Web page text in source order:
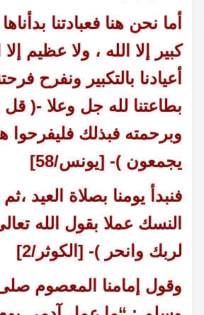
أما نحن هنا فعبادتنا بدأناها
كبير إلا الله ، ولا عظيم
أعيادنا بالتكبير ونفرح
بطاعتنا لله جل وعلا -(
وبرحمته فبذلك فليفرحوا
يجمعون )- [يونس/58]
فنبدأ يومنا بصلاة العيد
النسك عملا بقول الله
لربك وانحر )- [الكوثر/2]
وقول إمامنا المعصوم صلى